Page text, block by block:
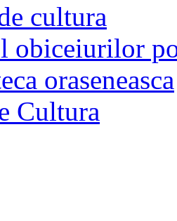
cultura
obiceiurilor
oraseneasca
Cultura